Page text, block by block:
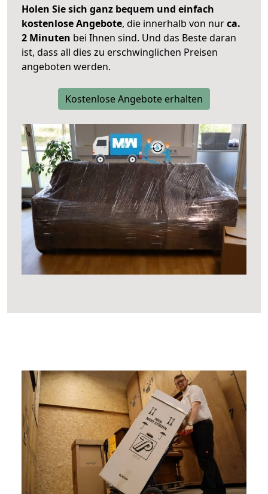
Holen Sie sich ganz bequem und einfach
kostenlose Angebote, die innerhalb von nurca.
2 Minuten bei Ihnen sind. Und das Beste daran
ist, dass all dies zu erschwinglichen Preisen
angeboten werden.
Kostenlose Angebote erhalten